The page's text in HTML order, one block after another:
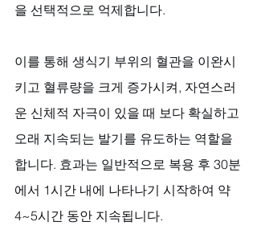
을 선택적으로 억제합니다.
이를 통해 생식기 부위의 혈관을 이완시
키고 혈류량을 크게 증가시켜, 자연스러
운 신체적 자극이 있을 때 보다 확실하고
오래 지속되는 발기를 유도하는 역할을
합니다. 효과는 일반적으로 복용 후 30분
에서 1시간 내에 나타나기 시작하여 약
4~5시간 동안 지속됩니다.